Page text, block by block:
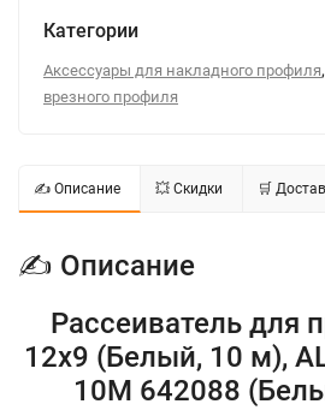
Категории
Аксессуары для накладного профиля,
врезного профиля
✍ Описание 💥 Скидки 🛒
✍ Описание
Рассеиватель для
12x9 (Белый, 10 м),
10M 642088